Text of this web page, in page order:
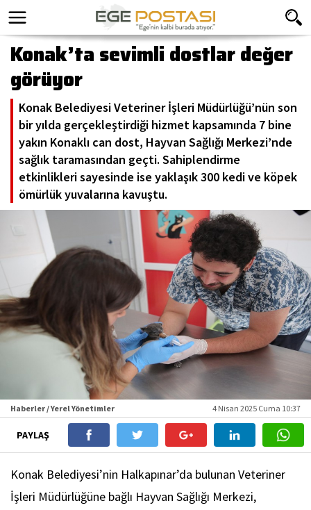
Konak’ta sevimli dostlar değer
görüyor
Konak Belediyesi Veteriner İşleri Müdürlüğü’nün son
bir yılda gerçekleştirdiği hizmet kapsamında 7 bine
yakın Konaklı can dost, Hayvan Sağlığı Merkezi’nde
sağlık taramasından geçti. Sahiplendirme
etkinlikleri sayesinde ise yaklaşık 300 kedi ve köpek
ömürlük yuvalarına kavuştu.
Haberler / Yerel Yönetimler 4 Nisan 2025 Cuma 10:37
PAYLAŞ
Konak Belediyesi’nin Halkapınar’da bulunan Veteriner
İşleri Müdürlüğüne bağlı Hayvan Sağlığı Merkezi,